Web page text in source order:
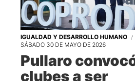
IGUALDAD Y DESARROLLO HUMANO
SÁBADO 30 DE MAYO DE 2026
Pullaro
clubes a ser